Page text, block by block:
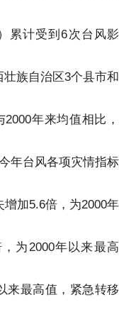
累计受到6次台风影
族自治区3个县市和
年来均值相比，
年台风各项灾情指标
加5.6倍，为2000年
为2000年以来最高
来最高值，紧急转移